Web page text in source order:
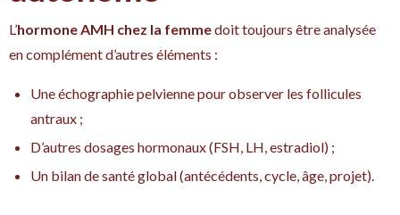
L’hormone AMH chez la femmedoit toujours être analysée
en complément d’autres éléments :
Une échographie pelvienne pour observer les follicules
antraux ;
D’autres dosages hormonaux (FSH, LH, estradiol) ;
Un bilan de santé global (antécédents, cycle, âge, projet).